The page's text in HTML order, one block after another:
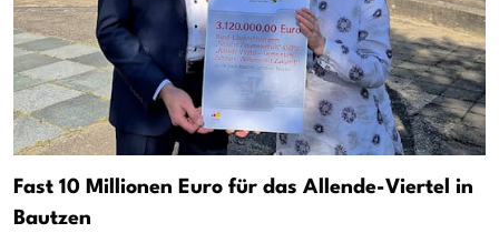
Fast 10 Millionen Euro für das Allende-Viertel in
Bautzen